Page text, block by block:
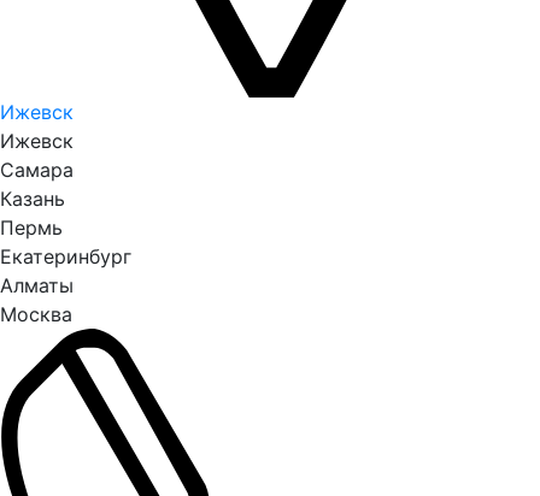
Ижевск
Ижевск
Самара
Казань
Пермь
Екатеринбург
Алматы
Москва